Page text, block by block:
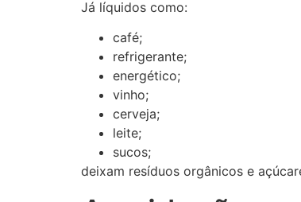
Já líquidos como:
café;
refrigerante;
energético;
vinho;
cerveja;
leite;
sucos;
deixam resíduos orgânicos e